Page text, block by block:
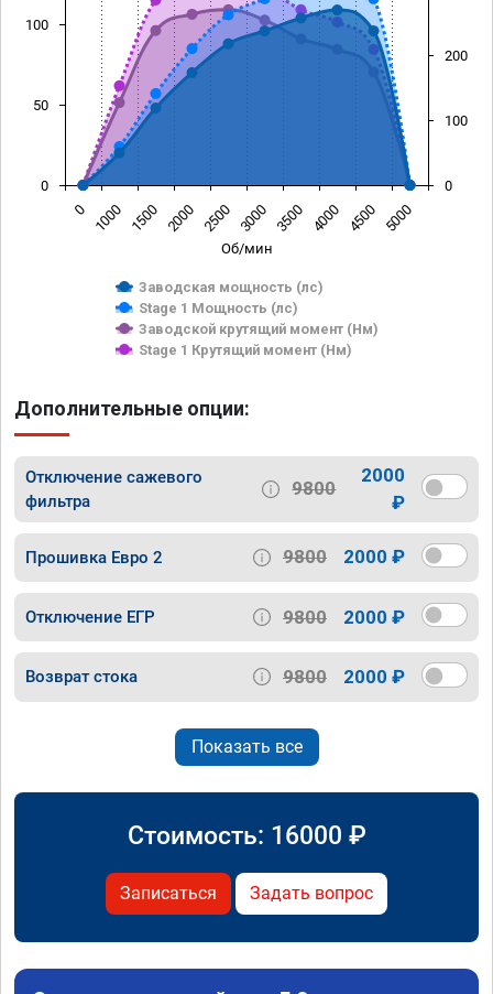
Об/мин
Заводская мощность (лс)
Stage 1 Мощность (лс)
Заводской крутящий момент (Нм)
Stage 1 Крутящий момент (Нм)
0 1000 1500 2000 2500 3000 3500 4000 4500 5000
0
50
100
0
100
200
Дополнительные опции:
Отключение сажевого
фильтра
9800
2000
₽
Прошивка Евро 2 9800 2000 ₽
Отключение ЕГР 9800 2000 ₽
Возврат стока 9800 2000 ₽
Показать все
Стоимость: 16000 ₽
Записаться Задать вопрос